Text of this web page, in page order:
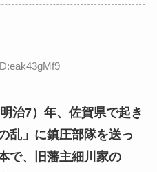
治7）年、佐賀県で起き
乱」に鎮圧部隊を送っ
で、旧藩主細川家の